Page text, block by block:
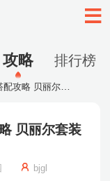
攻略 排行榜
丽尔套装如何挑选
贝丽尔套装
bjgl